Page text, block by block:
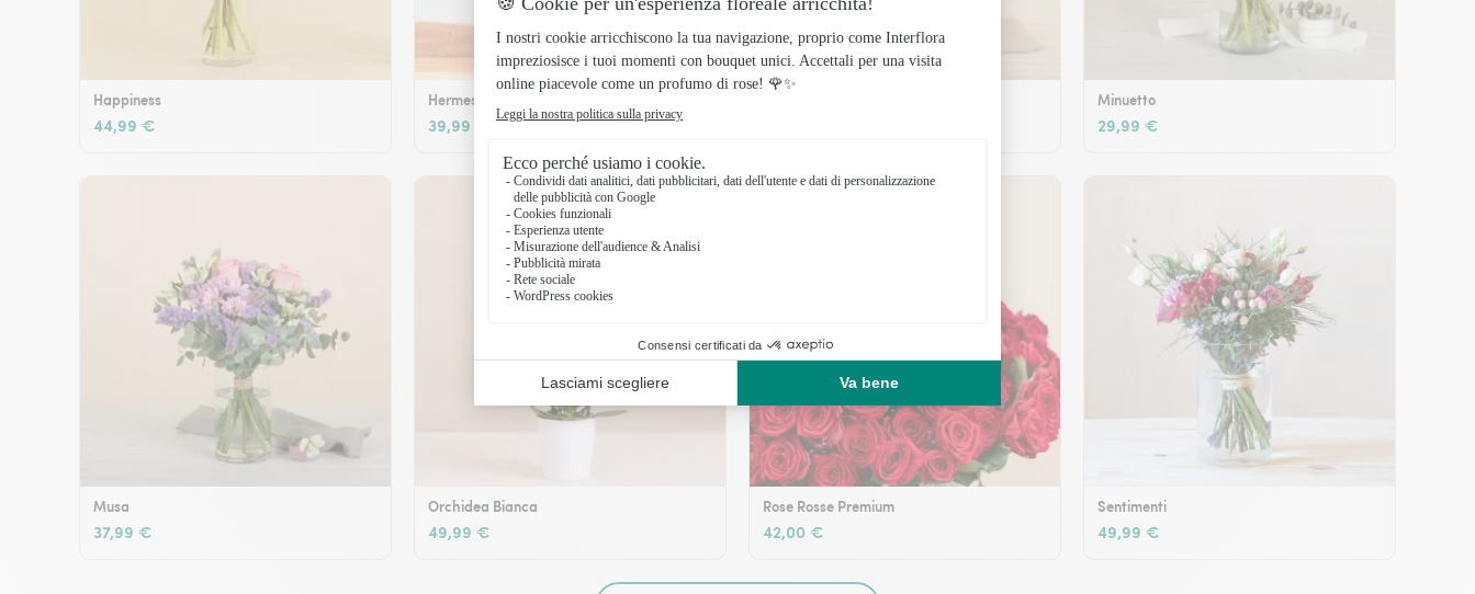
Happiness
44,99 €
Hermes
39,99 €
Minuetto
29,99 €
Musa
37,99 €
Orchidea Bianca
49,99 €
Rose Rosse Premium
42,00 €
Sentimenti
49,99 €